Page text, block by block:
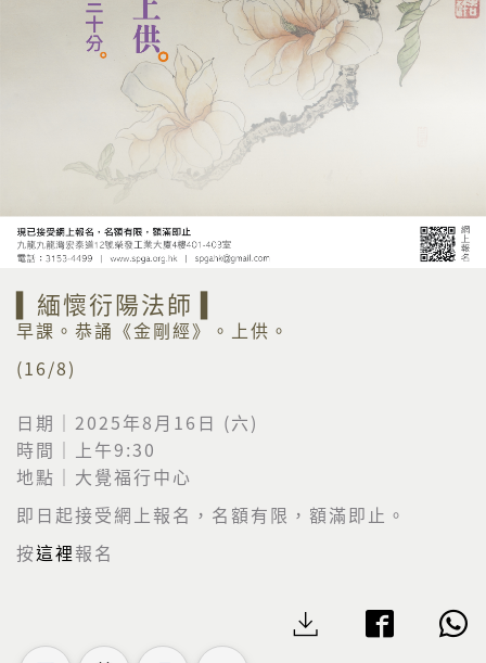
▍緬懷衍陽法師 ▍
早課。恭誦《金剛經》。上供。
(16/8)
日期｜2025年8月16日 (六)
時間｜上午9:30
地點｜大覺福行中心
即日起接受網上報名，名額有限，額滿即止。
按這裡報名